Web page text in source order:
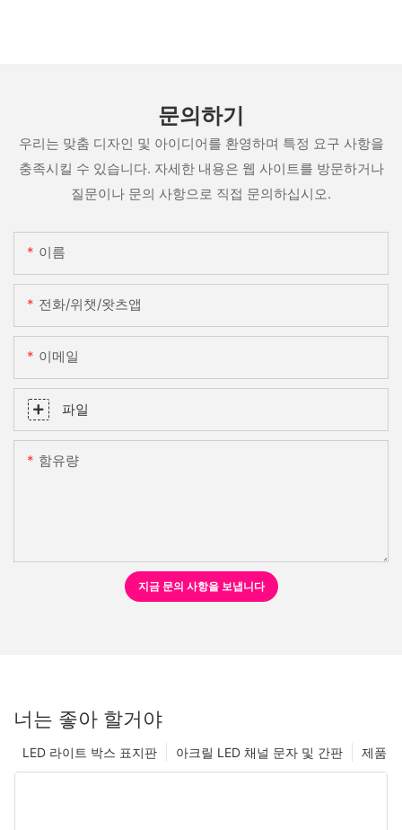
문의하기
우리는 맞춤 디자인 및 아이디어를 환영하며 특정 요구 사항을
충족시킬 수 있습니다. 자세한 내용은 웹 사이트를 방문하거나
질문이나 문의 사항으로 직접 문의하십시오.
이름
전화/위챗/왓츠앱
이메일
파일
함유량
지금 문의 사항을 보냅니다
너는 좋아 할거야
제품
아크릴 LED 채널 문자 및 간판
LED 라이트 박스 표지판